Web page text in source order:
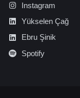
Instagram
Yükselen Çağ
Ebru Şinik
Spotify